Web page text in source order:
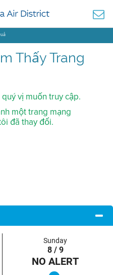
Thấy Trang
vị muốn truy cập.
một trang mạng
đã thay đổi.
Sunday
8 / 9
NO ALERT